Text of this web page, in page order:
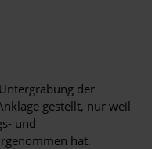
der
gestellt, nur weil
und
hat.